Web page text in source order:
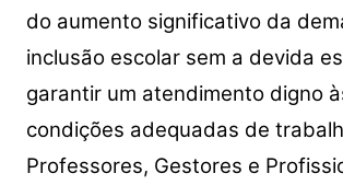
do aumento significativo da
inclusão escolar sem a devida
garantir um atendimento digno
condições adequadas de
Professores, Gestores e